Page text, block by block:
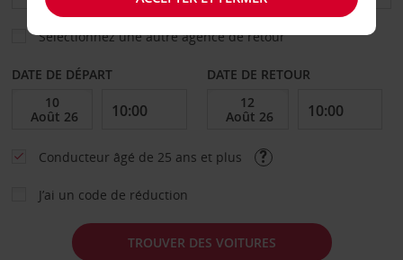
Sélectionnez une autre agence de retour
DATE DE DÉPART DATE DE RETOUR
Conducteur âgé de 25 ans et plus
J’ai un code de réduction
TROUVER DES VOITURES